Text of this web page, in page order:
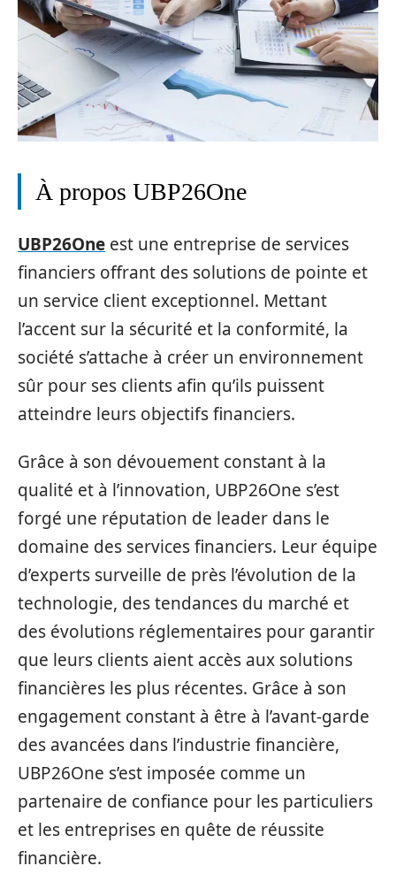
À propos UBP26One
UBP26One est une entreprise de services
financiers offrant des solutions de pointe et
un service client exceptionnel. Mettant
l’accent sur la sécurité et la conformité, la
société s’attache à créer un environnement
sûr pour ses clients afin qu’ils puissent
atteindre leurs objectifs financiers.
Grâce à son dévouement constant à la
qualité et à l’innovation, UBP26One s’est
forgé une réputation de leader dans le
domaine des services financiers. Leur équipe
d’experts surveille de près l’évolution de la
technologie, des tendances du marché et
des évolutions réglementaires pour garantir
que leurs clients aient accès aux solutions
financières les plus récentes. Grâce à son
engagement constant à être à l’avant-garde
des avancées dans l’industrie financière,
UBP26One s’est imposée comme un
partenaire de confiance pour les particuliers
et les entreprises en quête de réussite
financière.